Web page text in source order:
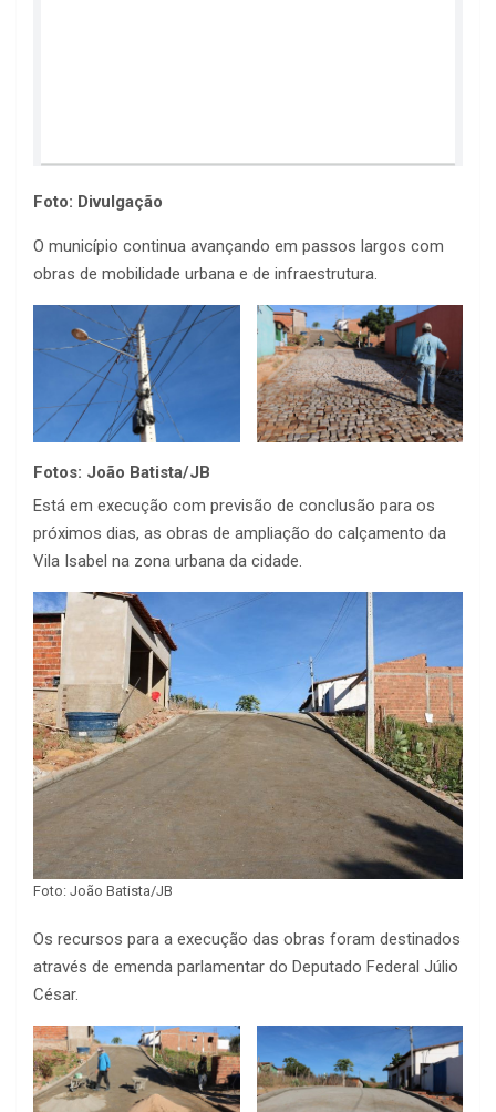
Foto: Divulgação
O município continua avançando em passos largos com
obras de mobilidade urbana e de infraestrutura.
Fotos: João Batista/JB
Está em execução com previsão de conclusão para os
próximos dias, as obras de ampliação do calçamento da
Vila Isabel na zona urbana da cidade.
Foto: João Batista/JB
Os recursos para a execução das obras foram destinados
através de emenda parlamentar do Deputado Federal Júlio
César.